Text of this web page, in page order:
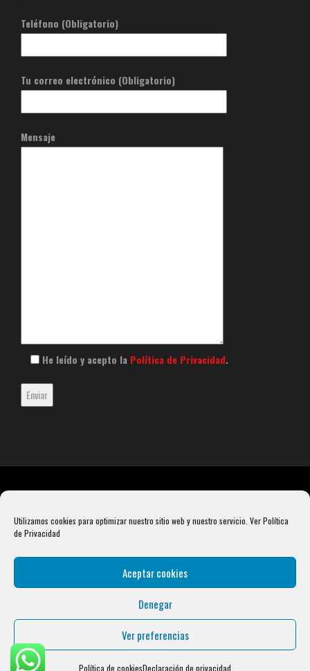
Utilizamos cookies para optimizar nuestro sitio web y nuestro servicio. Ver Política
de Privacidad
Aceptar cookies
Denegar
Ver preferencias
Política de cookiesDeclaración de privacidad
Teléfono (Obligatorio)
Tu correo electrónico (Obligatorio)
Mensaje
He leído y acepto la Política de Privacidad.
Rebel Barbell S.L. B66099904 Pasaje Rustullet 18, 08041 (Barcelona)
info@condalcrossfit.com © Copyright 2025 Condal Crossfit -Blog-Política de
Política de Cookies -Aviso Legal| Designed by